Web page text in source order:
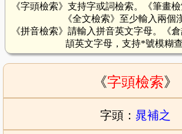
《字頭檢索》支持字或詞檢索。《筆畫
《全文檢索》至少輸入兩個
《拼音檢索》請輸入拼音英文字母。《
頡英文字母，支持*號模糊查
《字頭檢索》
字頭： 晁補之